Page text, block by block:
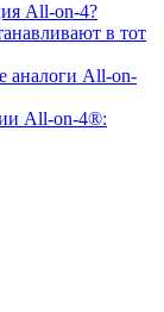
All-on-4?
в тот
аналоги All-on-
All-on-4®: